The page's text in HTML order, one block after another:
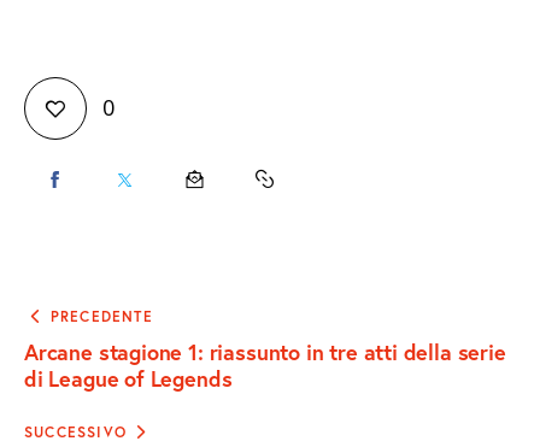
0
CONDIVIDICONDIVIDICONDIVIDICOPY
CLIPBOARD
Navigazione
articoli
PRECEDENTE
Arcane stagione 1: riassunto in tre atti della serie
di League of Legends
SUCCESSIVO